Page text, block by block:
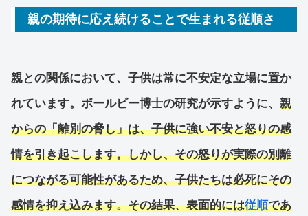
親の期待に応え続けることで生まれる従順さ
親との関係において、子供は常に不安定な立場に置か
れています。ボールビー博士の研究が示すように、 親
からの「離別の脅し」は、子供に強い不安と怒りの感
情を引き起こします。しかし、その怒りが実際の別離
につながる可能性があるため、子供たちは必死にその
感情を抑え込みます。その結果、表面的には従順であ